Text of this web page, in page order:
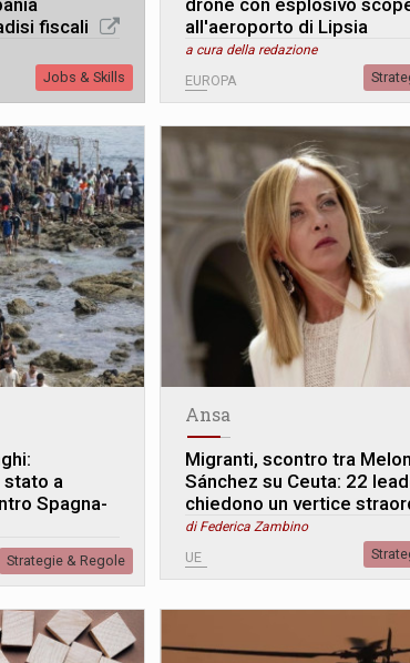
fiscali
Jobs & Skills
all'aeroporto di Lipsia
a cura della redazione
EUROPA
stato a
Spagna-
Strategie & Regole
Ansa
Migranti, scontro tra
Sánchez su Ceuta: 22
chiedono un vertice
di Federica Zambino
UE